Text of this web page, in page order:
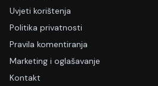
Uvjeti korištenja
Politika privatnosti
Pravila komentiranja
Marketing i oglašavanje
Kontakt